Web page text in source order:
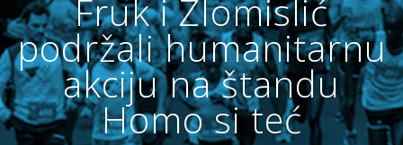
Fruk i Zlomislić
podržali humanitarnu
akciju na štandu
Homo si teć